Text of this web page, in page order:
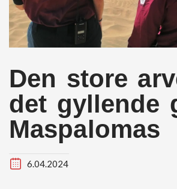
Den store
det gyllende
Maspalomas
6.04.2024